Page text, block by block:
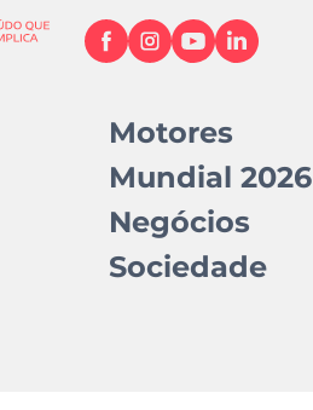
Motores
Mundial 2026
Negócios
Sociedade